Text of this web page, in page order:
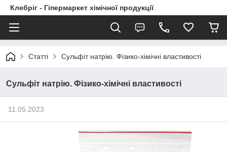
Клебріг - Гіпермаркет хімічної продукції
Статті Сульфіт натрію. Фізико-хімічні властивості
Сульфіт натрію. Фізико-хімічні властивості
11.05.2023